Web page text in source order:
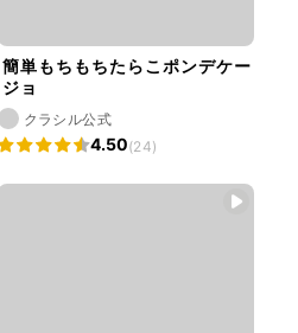
簡単もちもちたらこポンデケー
ジョ
クラシル公式
4.50(24)